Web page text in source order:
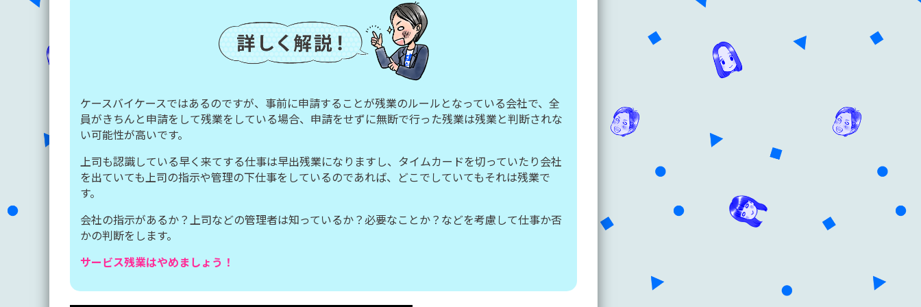
ケースバイケースではあるのですが、事前に申請することが残業のルールとなっている会社で、全
員がきちんと申請をして残業をしている場合、申請をせずに無断で行った残業は残業と判断されな
い可能性が高いです。
上司も認識している早く来てする仕事は早出残業になりますし、タイムカードを切っていたり会社
を出ていても上司の指示や管理の下仕事をしているのであれば、どこでしていてもそれは残業で
す。
会社の指示があるか？上司などの管理者は知っているか？必要なことか？などを考慮して仕事か否
かの判断をします。
サービス残業はやめましょう！